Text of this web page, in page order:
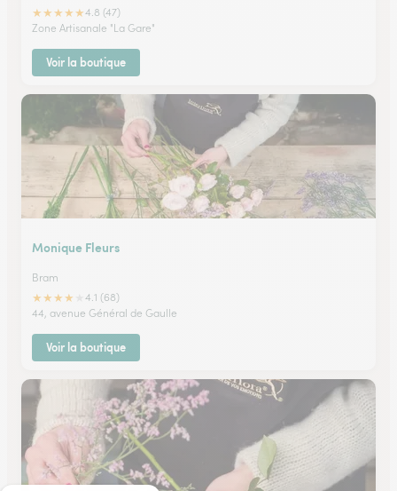
★★★★★4.8 (47)
Zone Artisanale "La Gare"
Voir la boutique
Monique Fleurs
Bram
★★★★
4.1 (68)
44, avenue Général de Gaulle
Voir la boutique